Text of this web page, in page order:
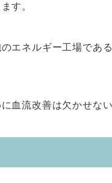
す。
エネルギー工場であ
血流改善は欠かせない